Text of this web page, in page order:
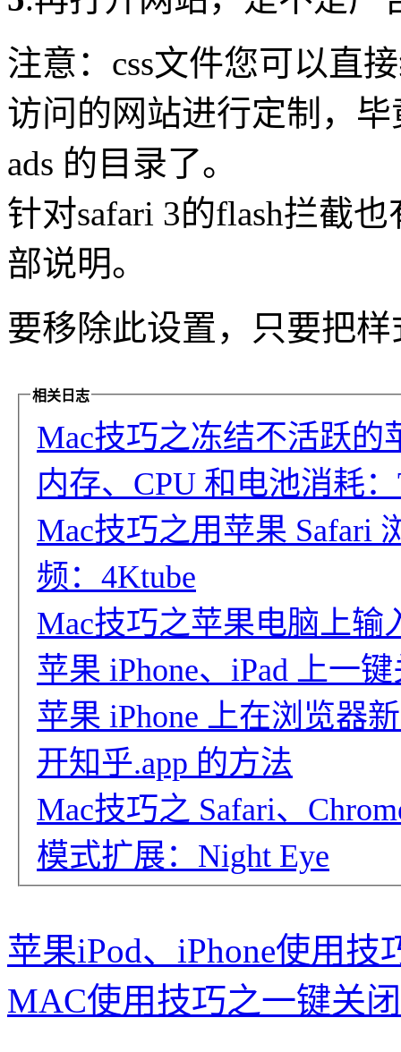
注意：css文件您可以直
访问的网站进行定制，
ads 的目录了。
针对safari 3的flash拦截
部说明。
要移除此设置，只要把
相关日志
Mac技巧之冻结不活跃的
内存、CPU 和电池消耗：
Mac技巧之用苹果 Safari
频：4Ktube
Mac技巧之苹果电脑上输
苹果 iPhone、iPad 上一
苹果 iPhone 上在浏览器
开知乎.app 的方法
Mac技巧之 Safari、
模式扩展：Night Eye
苹果iPod、iPhone使用技
MAC使用技巧之一键关